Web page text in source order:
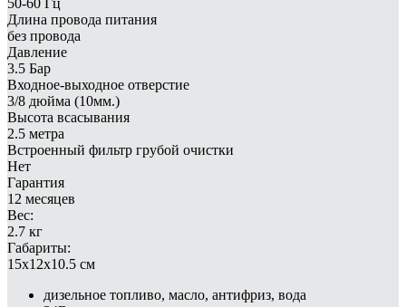
Длина провода питания
без провода
Давление
3.5 Бар
Входное-выходное отверстие
3/8 дюйма (10мм.)
Высота всасывания
2.5 метра
Встроенный фильтр грубой очистки
Нет
Гарантия
12 месяцев
Вес:
2.7 кг
Габариты:
15x12x10.5 см
дизельное топливо, масло, антифриз, вода